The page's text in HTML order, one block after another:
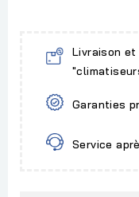
Livraison
Garanties
Service